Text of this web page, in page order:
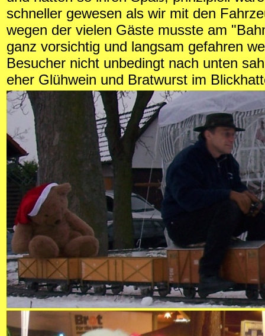
schneller gewesen als wir mit den
wegen der vielen Gäste musste am
ganz vorsichtig und langsam gefahren
Besucher nicht unbedingt nach unten
eher Glühwein und Bratwurst im